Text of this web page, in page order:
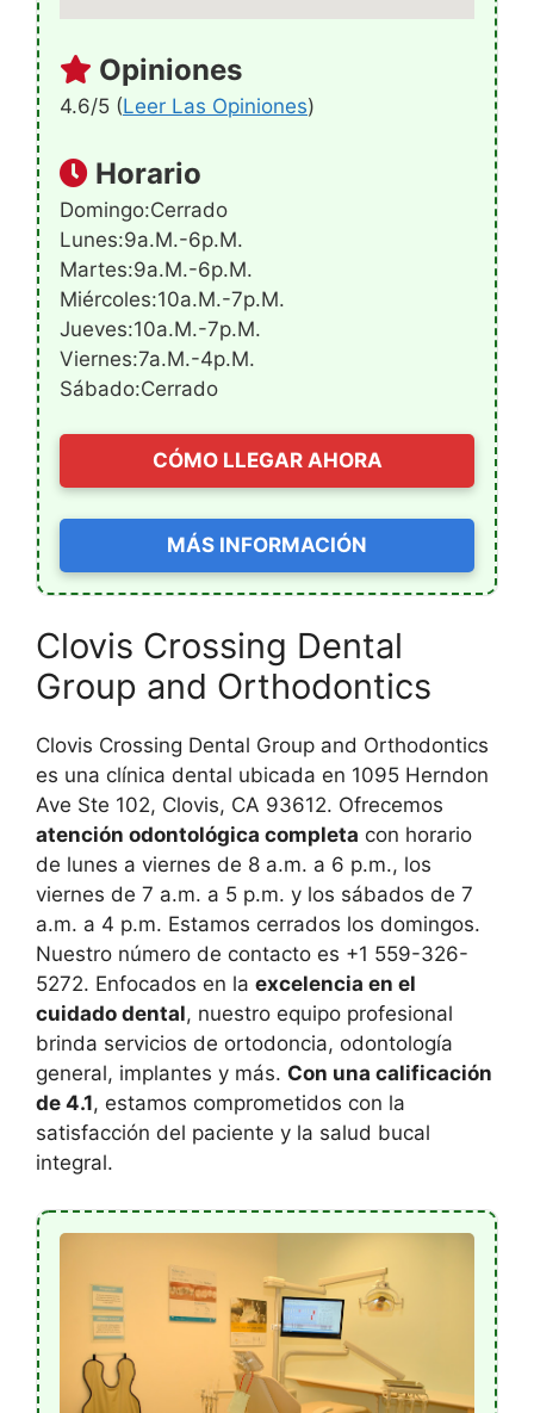
Opiniones
4.6/5 (Leer Las Opiniones)
Horario
Domingo:Cerrado
Lunes:9a.m.-6p.m.
Martes:9a.m.-6p.m.
Miércoles:10a.m.-7p.m.
Jueves:10a.m.-7p.m.
Viernes:7a.m.-4p.m.
Sábado:Cerrado
CÓMO LLEGAR AHORA
MÁS INFORMACIÓN
Clovis Crossing Dental
Group and Orthodontics
Clovis Crossing Dental Group and Orthodontics
es una clínica dental ubicada en 1095 Herndon
Ave Ste 102, Clovis, CA 93612. Ofrecemos
atención odontológica completa con horario
de lunes a viernes de 8 a.m. a 6 p.m., los
viernes de 7 a.m. a 5 p.m. y los sábados de 7
a.m. a 4 p.m. Estamos cerrados los domingos.
Nuestro número de contacto es +1 559-326-
5272. Enfocados en la excelencia en el
cuidado dental, nuestro equipo profesional
brinda servicios de ortodoncia, odontología
general, implantes y más. Con una calificación
de 4.1, estamos comprometidos con la
satisfacción del paciente y la salud bucal
integral.